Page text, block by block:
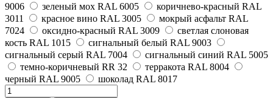
9006
зеленый мох RAL 6005
коричнево-красный RAL
3011
красное вино RAL 3005
мокрый асфальт RAL
7024
оксидно-красный RAL 3009
светлая слоновая
кость RAL 1015
сигнальный белый RAL 9003
сигнальный серый RAL 7004
сигнальный синий RAL 5005
темно-коричневый RR 32
терракота RAL 8004
черный RAL 9005
шоколад RAL 8017